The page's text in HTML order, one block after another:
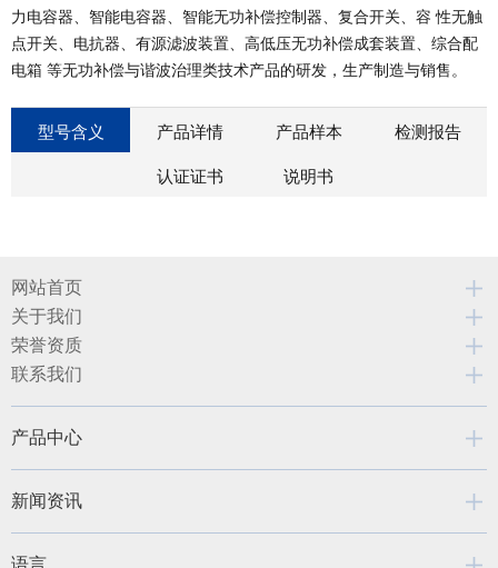
力电容器、智能电容器、智能无功补偿控制器、复合开关、容 性无触
点开关、电抗器、有源滤波装置、高低压无功补偿成套装置、综合配
电箱 等无功补偿与谐波治理类技术产品的研发，生产制造与销售。
型号含义 产品详情 产品样本 检测报告
认证证书 说明书
网站首页
关于我们
荣誉资质
联系我们
产品中心
新闻资讯
语言